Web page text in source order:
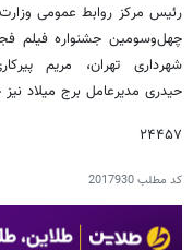
رئیس مرکز روابط عمومی
چهل‌وسومین جشنواره فیلم
شهرداری تهران، مریم
حیدری مدیرعامل برج میلاد
۲۴۴۵۷
کد مطلب2017930